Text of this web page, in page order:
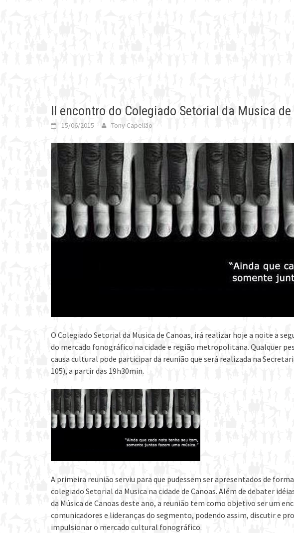
II encontro do Colegiado Setorial da Musica
15/06/2015 Tony Capellão
O Colegiado Setorial da Musica de Canoas, irá realizar hoje a noite a
do mercado fonográfico na cidade e região metropolitana. Qualquer
causa cultural pode participar da reunião que será realizada na
105), a partir das 19h30min.
A primeira reunião serviu para que pudessem ser apresentados de
colegiado Setorial da Musica na cidade de Canoas. Além de debater
da Música de Canoas deste ano, a reunião tem como objetivo ser um
comunicadores e lideranças do segmento, podendo assim, discutir e
impulsionar o mercado cultural fonográfico.